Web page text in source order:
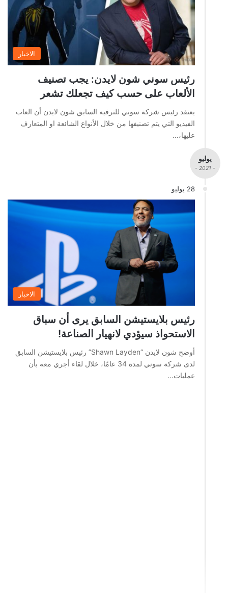
الاخبار
رئيس سوني شون لايدن: يجب تصنيف
الألعاب على حسب كيف تجعلك تشعر
يعتقد رئيس شركة سوني للترفيه السابق شون لايدن أن العاب
الفيديو التي يتم تصنيفها من خلال الأنواع الشائعة او المتعارف
عليها،…
يوليو
- 2021 -
28 يوليو
الاخبار
رئيس بلايستيشن السابق يرى أن سباق
الاستحواذ سيؤدي لانهيار الصناعة!
أوضح شون لايدن “Shawn Layden” رئيس بلايستيشن السابق
لدى شركة سوني لمدة 34 عامًا، خلال لقاء أجري معه بأن
عمليات…